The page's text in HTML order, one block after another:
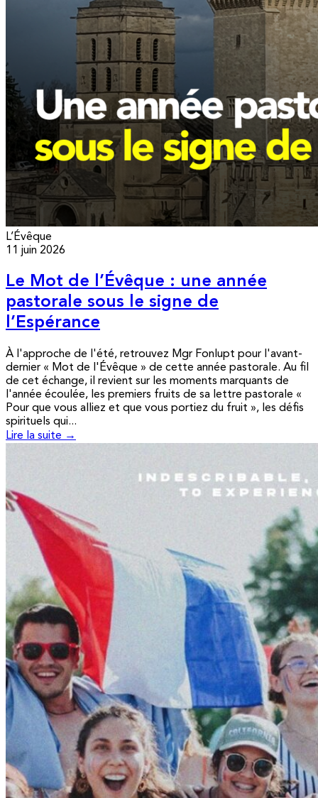
L’Évêque
11 juin 2026
Le Mot de l’Évêque : une année
pastorale sous le signe de
l’Espérance
À l'approche de l'été, retrouvez Mgr Fonlupt pour l'avant-
dernier « Mot de l'Évêque » de cette année pastorale. Au fil
de cet échange, il revient sur les moments marquants de
l'année écoulée, les premiers fruits de sa lettre pastorale «
Pour que vous alliez et que vous portiez du fruit », les défis
spirituels qui...
Lire la suite →